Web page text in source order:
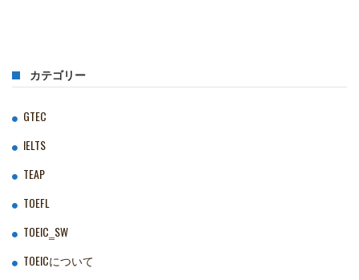
カテゴリー
GTEC
IELTS
TEAP
TOEFL
TOEIC‗SW
TOEICについて